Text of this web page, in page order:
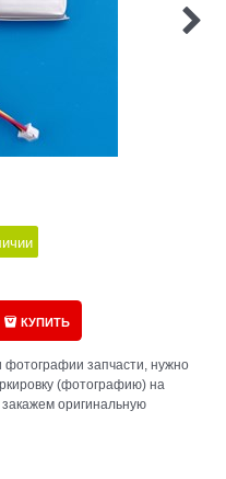
КУПИТЬ
фотографии запчасти, нужно
(фотографию) на
оригинальную